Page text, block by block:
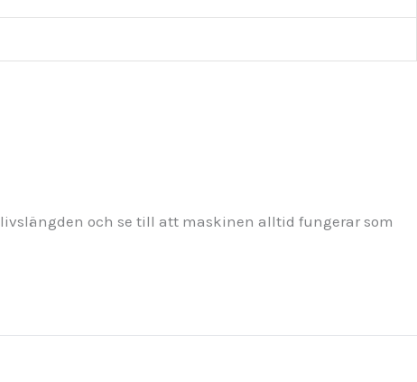
och se till att maskinen alltid fungerar som